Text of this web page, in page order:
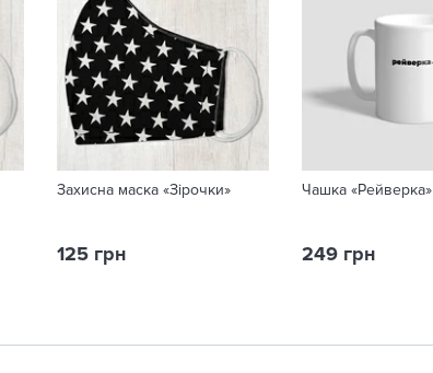
Захисна маска «Зірочки»
125 грн
Чашка «Рейверка»
249 грн